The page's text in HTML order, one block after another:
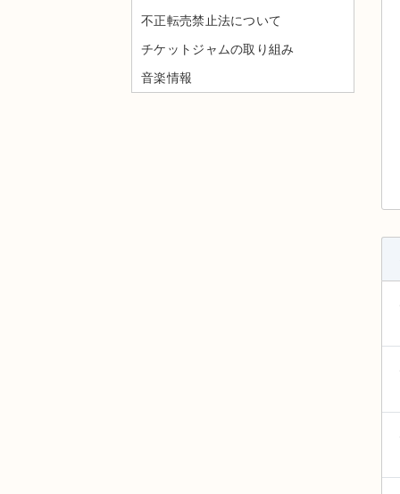
不正転売禁止法について
チケットジャムの取り組み
音楽情報